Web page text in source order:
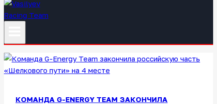
КОМАНДА G-ENERGY TEAM ЗАКОНЧИЛА